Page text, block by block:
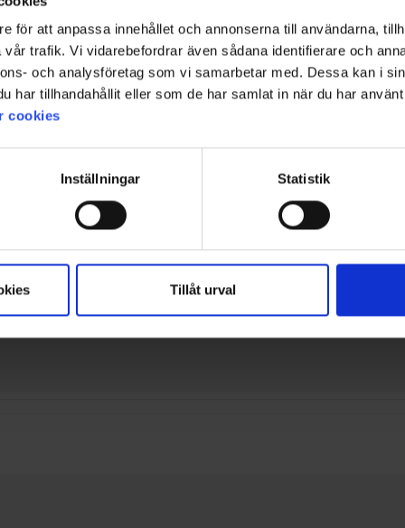
för att anpassa innehållet och annonserna till användarna,
trafik. Vi vidarebefordrar även sådana identifierare och
och analysföretag som vi samarbetar med. Dessa kan i
har tillhandahållit eller som de har samlat in när du har
cookies
Inställningar Statistik
Tillåt urval